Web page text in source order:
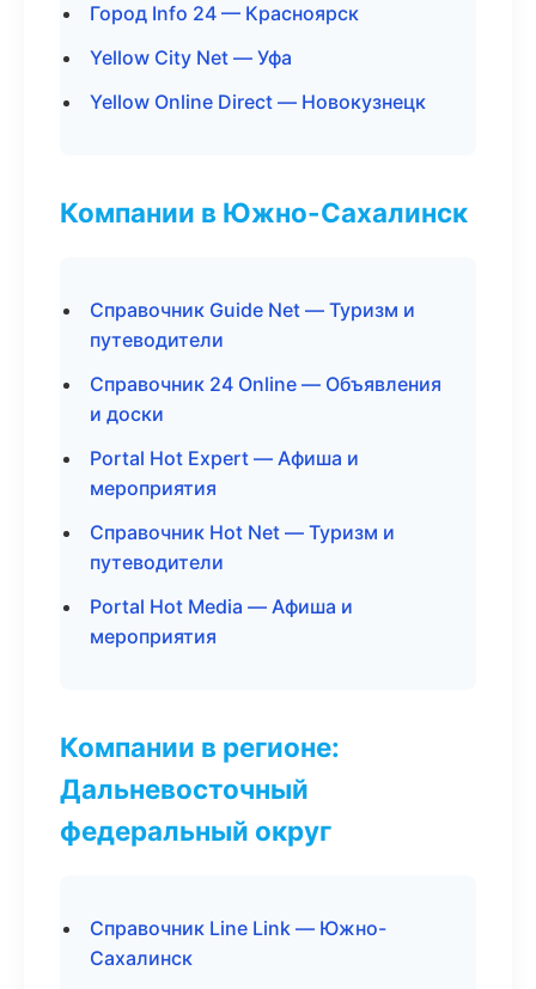
Город Info 24 — Красноярск
Yellow City Net — Уфа
Yellow Online Direct — Новокузнецк
Компании в Южно-Сахалинск
Справочник Guide Net — Туризм и
путеводители
Справочник 24 Online — Объявления
и доски
Portal Hot Expert — Афиша и
мероприятия
Справочник Hot Net — Туризм и
путеводители
Portal Hot Media — Афиша и
мероприятия
Компании в регионе:
Дальневосточный
федеральный округ
Справочник Line Link — Южно-
Сахалинск